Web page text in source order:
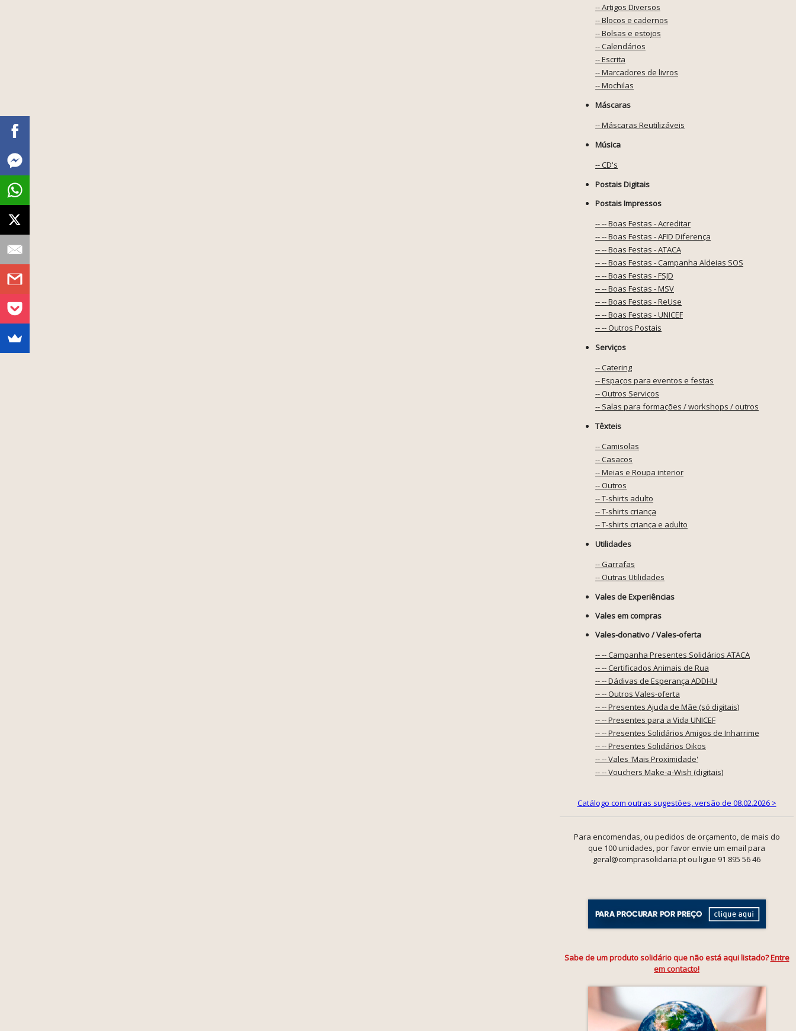
-- Artigos Diversos
-- Blocos e cadernos
-- Bolsas e estojos
-- Calendários
-- Escrita
-- Marcadores de livros
-- Mochilas
Máscaras
-- Máscaras Reutilizáveis
Música
-- CD's
Postais Digitais
Postais Impressos
-- -- Boas Festas - Acreditar
-- -- Boas Festas - AFID Diferença
-- -- Boas Festas - ATACA
-- -- Boas Festas - Campanha Aldeias SOS
-- -- Boas Festas - FSJD
-- -- Boas Festas - MSV
-- -- Boas Festas - ReUse
-- -- Boas Festas - UNICEF
-- -- Outros Postais
Serviços
-- Catering
-- Espaços para eventos e festas
-- Outros Serviços
-- Salas para formações / workshops / outros
Têxteis
-- Camisolas
-- Casacos
-- Meias e Roupa interior
-- Outros
-- T-shirts adulto
-- T-shirts criança
-- T-shirts criança e adulto
Utilidades
-- Garrafas
-- Outras Utilidades
Vales de Experiências
Vales em compras
Vales-donativo / Vales-oferta
-- -- Campanha Presentes Solidários ATACA
-- -- Certificados Animais de Rua
-- -- Dádivas de Esperança ADDHU
-- -- Outros Vales-oferta
-- -- Presentes Ajuda de Mãe (só digitais)
-- -- Presentes para a Vida UNICEF
-- -- Presentes Solidários Amigos de Inharrime
-- -- Presentes Solidários Oikos
-- -- Vales 'Mais Proximidade'
-- -- Vouchers Make-a-Wish (digitais)
Catálogo com outras sugestões, versão de 08.02.2026 >
Para encomendas, ou pedidos de orçamento, de mais do
que 100 unidades, por favor envie um email para
geral@comprasolidaria.pt ou ligue 91 895 56 46
Sabe de um produto solidário que não está aqui listado?Entre
em contacto!